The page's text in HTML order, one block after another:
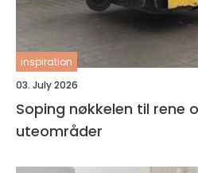
inspiration
03. July 2026
Soping nøkkelen til rene og trygge
uteområder